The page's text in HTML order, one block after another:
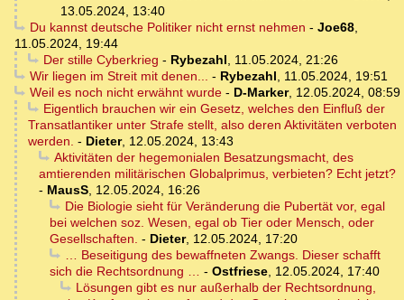
13.05.2024, 13:40
Du kannst deutsche Politiker nicht ernst nehmen - Joe68,
11.05.2024, 19:44
Der stille Cyberkrieg - Rybezahl, 11.05.2024, 21:26
Wir liegen im Streit mit denen... - Rybezahl, 11.05.2024, 19:51
Weil es noch nicht erwähnt wurde- D-Marker, 12.05.2024, 08:59
Eigentlich brauchen wir ein Gesetz, welches den Einfluß der
Transatlantiker unter Strafe stellt, also deren Aktivitäten verboten
werden. - Dieter, 12.05.2024, 13:43
Aktivitäten der hegemonialen Besatzungsmacht, des
amtierenden militärischen Globalprimus, verbieten? Echt jetzt?
- MausS, 12.05.2024, 16:26
Die Biologie sieht für Veränderung die Pubertät vor, egal
bei welchen soz. Wesen, egal ob Tier oder Mensch, oder
Gesellschaften. - Dieter, 12.05.2024, 17:20
… Beseitigung des bewaffneten Zwangs. Dieser schafft
sich die Rechtsordnung … - Ostfriese, 12.05.2024, 17:40
Lösungen gibt es nur außerhalb der Rechtsordnung,